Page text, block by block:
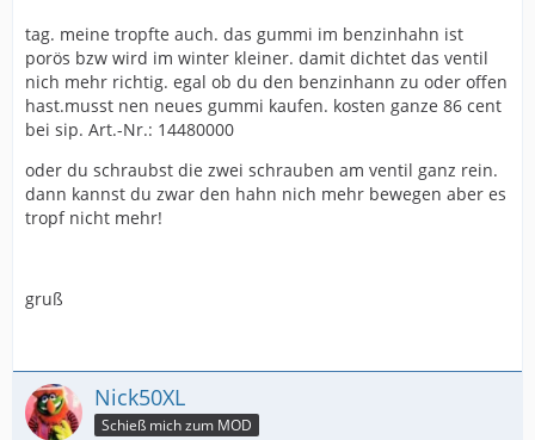
tag. meine tropfte auch. das gummi im benzinhahn ist
porös bzw wird im winter kleiner. damit dichtet das ventil
nich mehr richtig. egal ob du den benzinhann zu oder offen
hast.musst nen neues gummi kaufen. kosten ganze 86 cent
bei sip. Art.-Nr.: 14480000
oder du schraubst die zwei schrauben am ventil ganz rein.
dann kannst du zwar den hahn nich mehr bewegen aber es
tropf nicht mehr!
gruß
Nick50XL
Schieß mich zum MOD